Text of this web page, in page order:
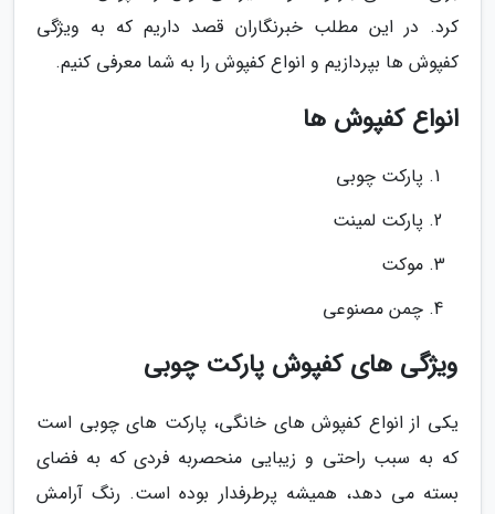
کرد. در این مطلب خبرنگاران قصد داریم که به ویژگی
کفپوش ها بپردازیم و انواع کفپوش را به شما معرفی کنیم.
انواع کفپوش ها
پارکت چوبی
پارکت لمینت
موکت
چمن مصنوعی
ویژگی های کفپوش پارکت چوبی
یکی از انواع کفپوش های خانگی، پارکت های چوبی است
که به سبب راحتی و زیبایی منحصربه فردی که به فضای
بسته می دهد، همیشه پرطرفدار بوده است. رنگ آرامش